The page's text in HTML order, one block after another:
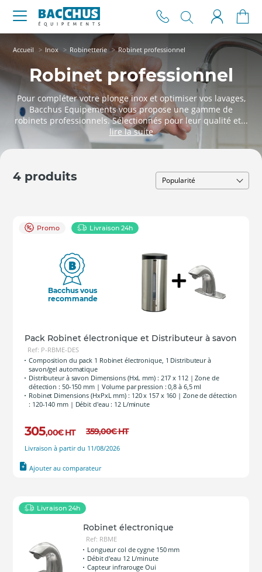
Accueil Inox Robinetterie Robinet professionnel
Robinet professionnel
Pour compléter votre plonge inox et optimiser vos lavages,
Bacchus Equipements vous propose une gamme de
robinets professionnels. Sélectionnés pour leur qualité et...
4 produits
Promo Livraison 24h
Bacchus vous
recommande
Pack Robinet électronique et Distributeur à savon
Ref: P-RBME-DES
Composition du pack 1 Robinet électronique, 1 Distributeur à
savon/gel automatique
Distributeur à savon Dimensions (HxL mm) : 217 x 112 | Zone de
détection : 50-150 mm | Volume par pression : 0,8 à 6,5 ml
Robinet Dimensions (HxPxL mm) : 120 x 157 x 160 | Zone de détection
: 120-140 mm | Débit d'eau : 12 L/minute
305,00€ HT 359,00€HT
Livraison à partir du 11/08/2026
Ajouter au comparateur
Livraison 24h
Robinet électronique
Ref: RBME
Longueur col de cygne 150 mm
Débit d'eau 12 L/minute
Capteur infrarouge Oui